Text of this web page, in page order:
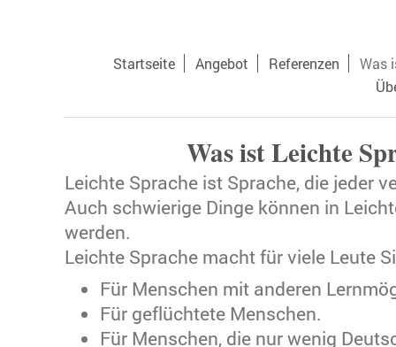
Startseite Angebot Referenzen
Was
Was ist Leichte
Leichte Sprache ist Sprache, die jeder
Auch schwierige Dinge können in
werden.
Leichte Sprache macht für viele Leute
Für Menschen mit anderen
Für geflüchtete Menschen.
Für Menschen, die nur wenig